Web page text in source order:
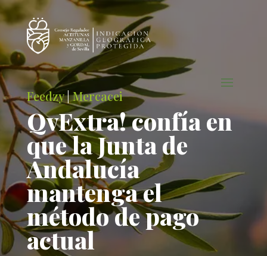
Feedzy|Mercacei
QvExtra! confía en
que la Junta de
Andalucía
mantenga el
método de pago
actual